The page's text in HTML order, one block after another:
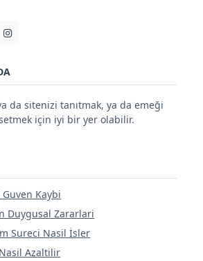
da sitenizi tanıtmak, ya da emeği
için iyi bir yer olabilir.
Kaybi
Duygusal Zararlari
Sureci Nasil İsler
Azaltilir